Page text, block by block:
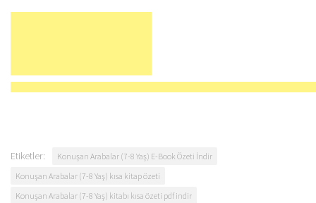
Etiketler:
Konuşan Arabalar (7-8 Yaş) E-Book Özeti İndir
Konuşan Arabalar (7-8 Yaş) kısa kitap özeti
Konuşan Arabalar (7-8 Yaş) kitabı kısa özeti pdf indir